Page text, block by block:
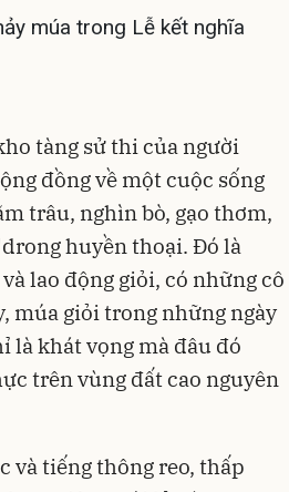
múa trong Lễ kết nghĩa
tàng sử thi của người
đồng về một cuộc sống
trâu, nghìn bò, gạo thơm,
huyền thoại. Đó là
lao động giỏi, có những cô
múa giỏi trong những ngày
là khát vọng mà đâu đó
trên vùng đất cao nguyên
và tiếng thông reo, thấp